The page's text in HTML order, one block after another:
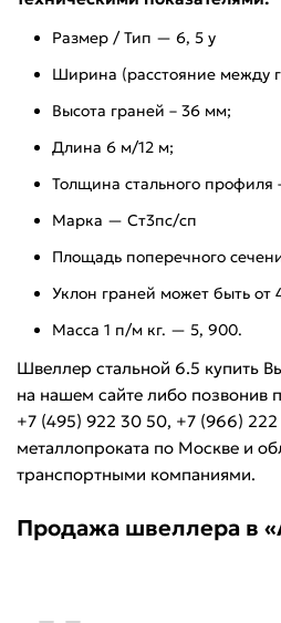
Размер / Тип — 6, 5 у
Ширина (расстояние между
Высота граней – 36 мм;
Длина 6 м/12 м;
Толщина стального профиля
Марка — Ст3пс/сп
Площадь поперечного
Уклон граней может быть от
Масса 1 п/м кг. — 5, 900.
Швеллер стальной 6.5 купить
на нашем сайте либо позвонив
+7 (495) 922 30 50, +7 (966) 222
металлопроката по Москве и
транспортными компаниями.
Продажа швеллера в